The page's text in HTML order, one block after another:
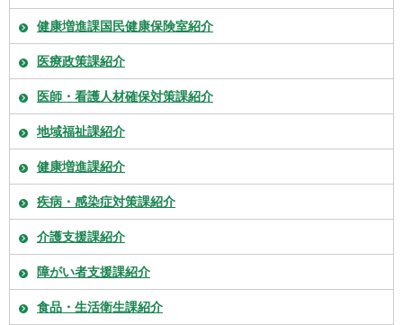
健康増進課国民健康保険室紹介
医療政策課紹介
医師・看護人材確保対策課紹介
地域福祉課紹介
健康増進課紹介
疾病・感染症対策課紹介
介護支援課紹介
障がい者支援課紹介
食品・生活衛生課紹介